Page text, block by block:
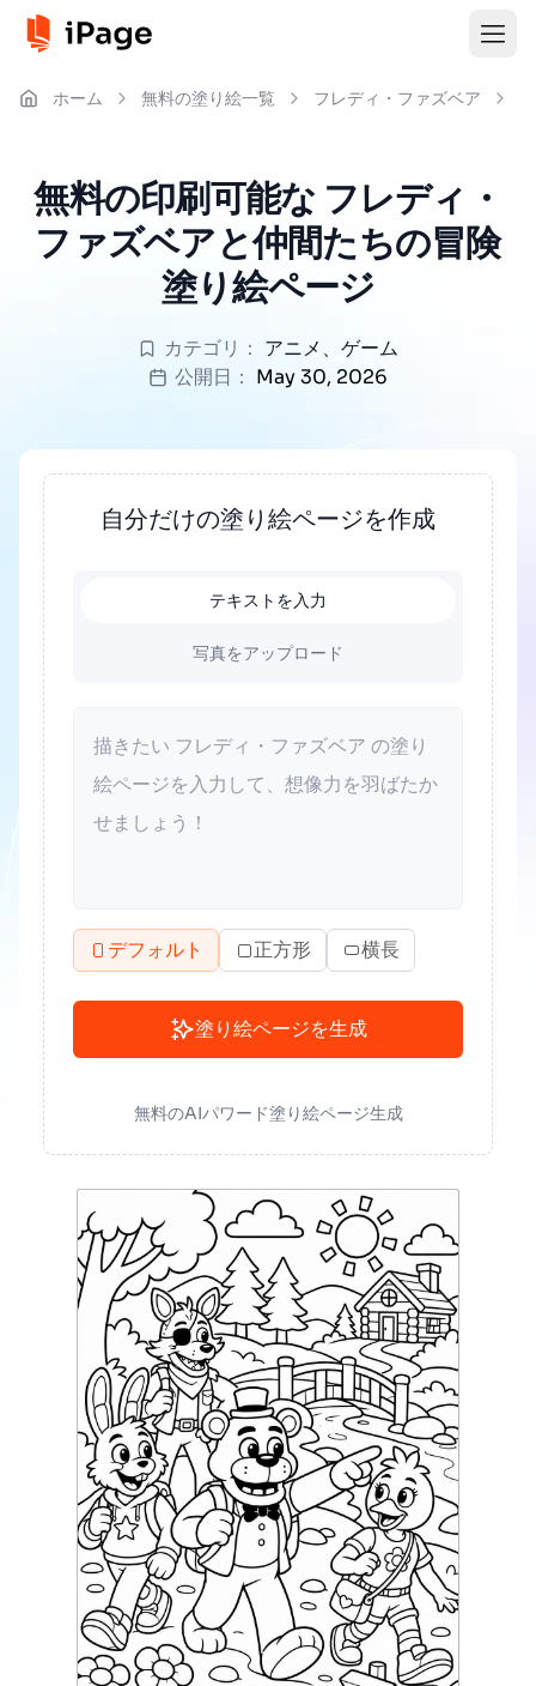
ホーム 無料の塗り絵一覧 フレディ・ファズベア
無料の印刷可能な フレディ・
ファズベアと仲間たちの冒険
塗り絵ページ
カテゴリ： アニメ 、 ゲーム
公開日： May 30, 2026
自分だけの塗り絵ページを作成
テキストを入力
写真をアップロード
デフォルト 正方形 横長
塗り絵ページを生成
無料のAIパワード塗り絵ページ生成